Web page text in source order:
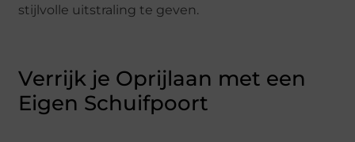
stijlvolle uitstraling te geven.
Verrijk je Oprijlaan met een
Eigen Schuifpoort